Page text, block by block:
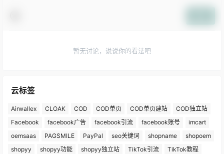
暂无讨论，说说你的看法吧
云标签
Airwallex CLOAK COD COD单页 COD单页建站
COD独立站
Facebook
facebook广告 facebook引流 facebook账号
imcart
oemsaas
PAGSMILE PayPal seo关键词 shopname
shopoem
shopyy
shopyy功能 shopyy独立站 TikTok引流
TikTok教程